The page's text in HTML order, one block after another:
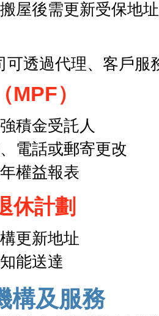
屋後需更新受保地
可透過代理、客戶服
MPF）
積金受託人
電話或郵寄更改
權益報表
休計劃
更新地址
能送達
構及服務